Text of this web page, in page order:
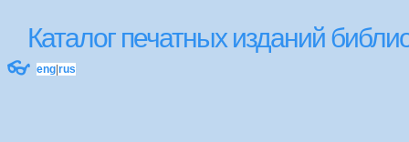
Каталог печатных изданий
👓 eng rus